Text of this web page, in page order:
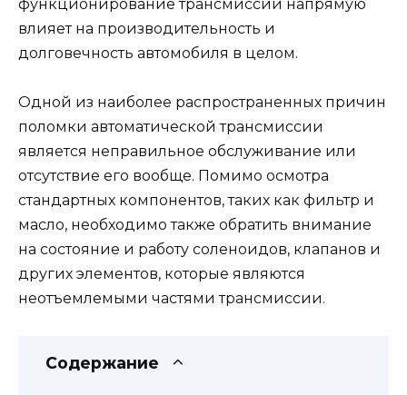
функционирование трансмиссии напрямую
влияет на производительность и
долговечность автомобиля в целом.
Одной из наиболее распространенных причин
поломки автоматической трансмиссии
является неправильное обслуживание или
отсутствие его вообще. Помимо осмотра
стандартных компонентов, таких как фильтр и
масло, необходимо также обратить внимание
на состояние и работу соленоидов, клапанов и
других элементов, которые являются
неотъемлемыми частями трансмиссии.
Содержание